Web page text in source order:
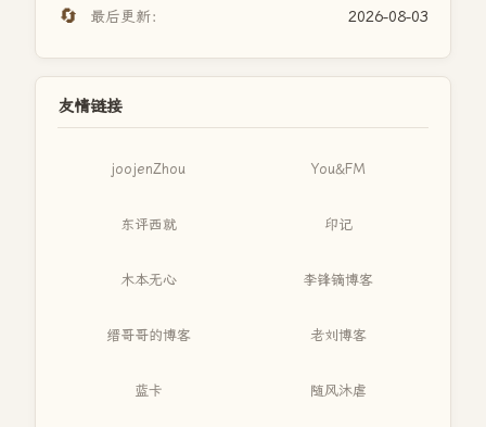
🔄 最后更新： 2026-08-03
友情链接
joojenZhou You&FM
东评西就 印记
木本无心 李锋镝博客
缙哥哥的博客 老刘博客
蓝卡 随风沐虐